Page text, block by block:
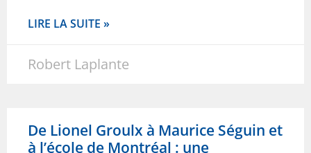
LIRE LA SUITE »
Robert Laplante
De Lionel Groulx à Maurice Séguin et
à l’école de Montréal : une